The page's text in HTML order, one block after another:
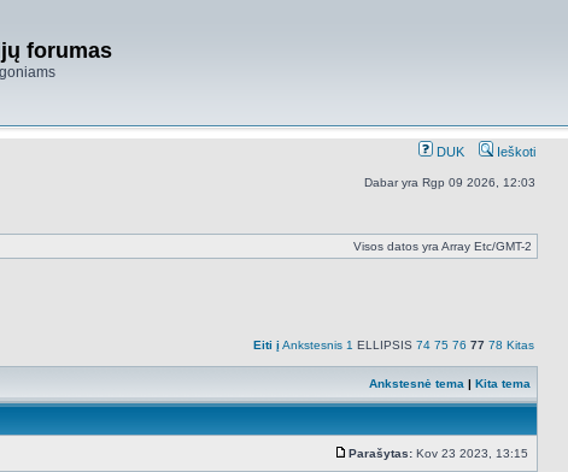
forumas
DUK Ieškoti
Dabar yra Rgp 09 2026, 12:03
Visos datos yra Array Etc/GMT-2
Eiti į Ankstesnis 1 ELLIPSIS 74 75 76 77 78 Kitas
Ankstesnė tema | Kita tema
Standartinė
Parašytas: Kov 23 2023, 13:15